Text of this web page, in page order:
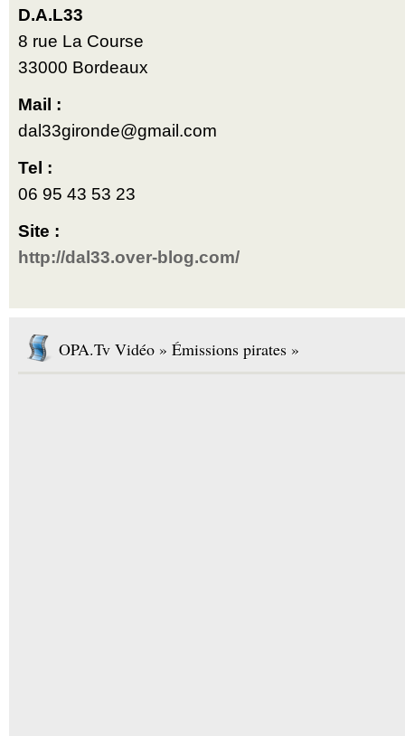
D.A.L33
8 rue La Course
33000 Bordeaux
Mail :
dal33gironde@gmail.com
Tel :
06 95 43 53 23
Site :
http://dal33.over-blog.com/
OPA.Tv Vidéo » Émissions pirates »